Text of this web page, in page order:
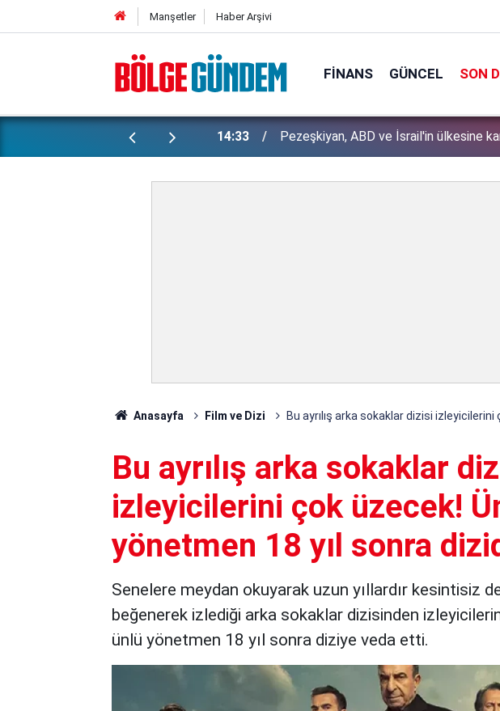
Manşetler Haber Arşivi
FINANS GÜNCEL SON
yapılan gizli planları deşifre etti! 13:29
Bakan Gürlek tek tek açıkladı:
İşte detaylar...
Anasayfa Film ve Dizi Bu ayrılış arka sokaklar dizisi
Bu ayrılış arka sokaklar
izleyicilerini çok üzecek!
yönetmen 18 yıl sonra
Senelere meydan okuyarak uzun yıllardır kesintisiz
beğenerek izlediği arka sokaklar dizisinden
ünlü yönetmen 18 yıl sonra diziye veda etti.